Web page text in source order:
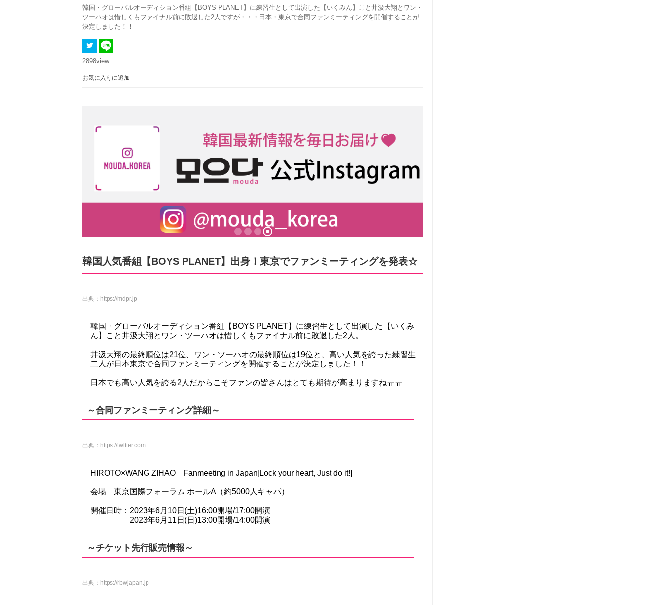
韓国・グローバルオーディション番組【BOYS PLANET】に練習生として出演した【いくみん】こと井汲大翔とワン・
ツーハオは惜しくもファイナル前に敗退した2人ですが・・・日本・東京で合同ファンミーティングを開催することが
決定しました！！
2898view
お気に入りに追加
韓国人気番組【BOYS PLANET】出身！東京でファンミーティングを発表☆
出典： https://mdpr.jp
韓国・グローバルオーディション番組【BOYS PLANET】に練習生として出演した【いくみ
ん】こと井汲大翔とワン・ツーハオは惜しくもファイナル前に敗退した2人。
井汲大翔の最終順位は21位、ワン・ツーハオの最終順位は19位と、高い人気を誇った練習生
二人が日本東京で合同ファンミーティングを開催することが決定しました！！
日本でも高い人気を誇る2人だからこそファンの皆さんはとても期待が高まりますねㅠㅠ
～合同ファンミーティング詳細～
出典： https://twitter.com
HIROTO×WANG ZIHAO Fanmeeting in Japan[Lock your heart, Just do it!]
会場：東京国際フォーラム ホールA（約5000人キャパ）
開催日時：2023年6月10日(土)16:00開場/17:00開演
2023年6月11日(日)13:00開場/14:00開演
～チケット先行販売情報～
出典： https://rbwjapan.jp